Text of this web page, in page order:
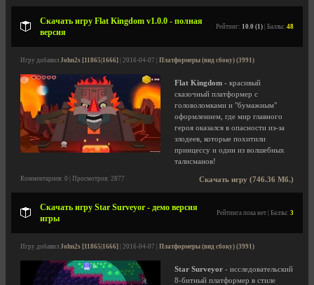
Скачать игру Flat Kingdom v1.0.0 - полная
версия
Рейтинг: 10.0 (1) | Баллы: 48
Игру добавил John2s [11865|1666] | 2016-04-07 | Платформеры (вид сбоку) (3991)
Flat Kingdom - красивый
сказочный платформер с
головоломками и "бумажным"
оформлением, где мир главного
героя оказался в опасности из-за
злодеев, которые похитили
принцессу и один из волшебных
талисманов!
Скачать игру (746.36 Мб.)
Комментариев: 0 | Просмотров: 2877
Скачать игру Star Surveyor - демо версия
игры
Рейтинга пока нет | Баллы: 3
Игру добавил John2s [11865|1666] | 2016-04-07 | Платформеры (вид сбоку) (3991)
Star Surveyor - исследовательский
8-битный платформер в стиле